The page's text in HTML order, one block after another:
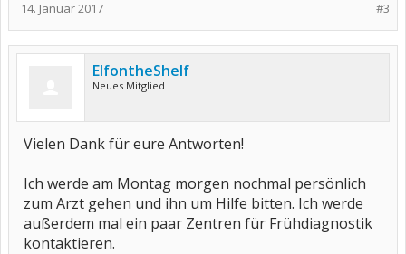
#3
14. Januar 2017
ElfontheShelf
Neues Mitglied
Vielen Dank für eure Antworten!
Ich werde am Montag morgen nochmal persönlich
zum Arzt gehen und ihn um Hilfe bitten. Ich werde
außerdem mal ein paar Zentren für Frühdiagnostik
kontaktieren.